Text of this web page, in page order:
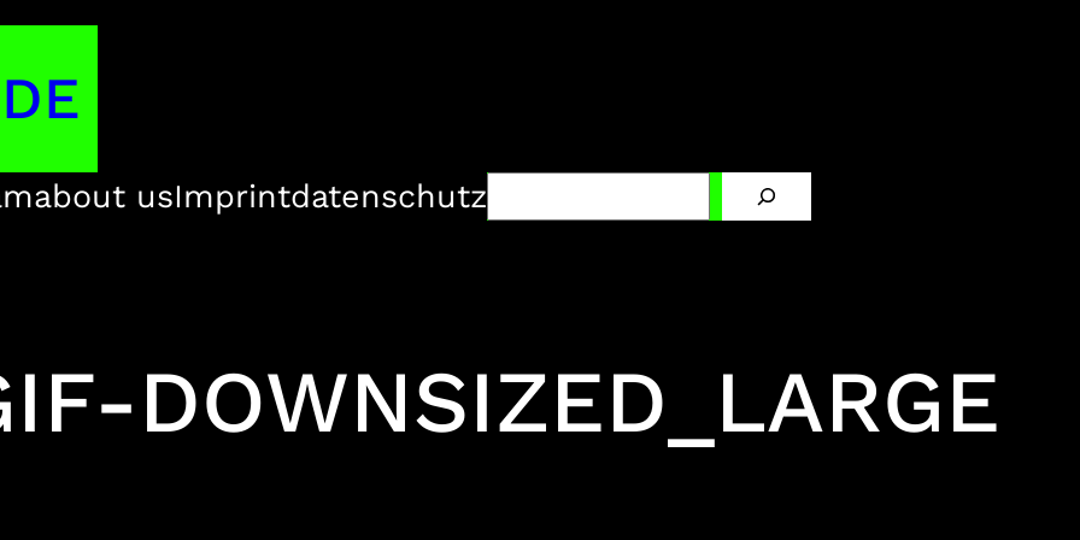
about usImprintdatenschutzSuchen
DOWNSIZED_LARGE